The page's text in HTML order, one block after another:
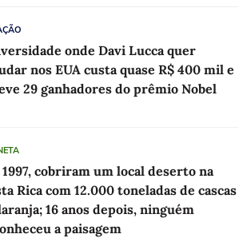
onde Davi Lucca quer
nos EUA custa quase R$ 400 mil e
29 ganhadores do prêmio Nobel
1997, cobriram um local deserto na
Rica com 12.000 toneladas de cascas
16 anos depois, ninguém
a paisagem